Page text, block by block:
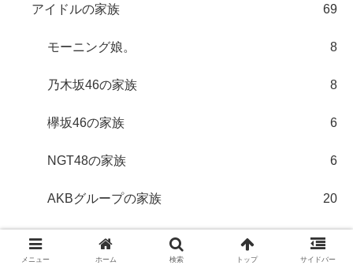
アイドルの家族 69
モーニング娘。 8
乃木坂46の家族 8
欅坂46の家族 6
NGT48の家族 6
AKBグループの家族 20
80年代アイドルの家族 19
メニュー ホーム 検索 トップ サイドバー